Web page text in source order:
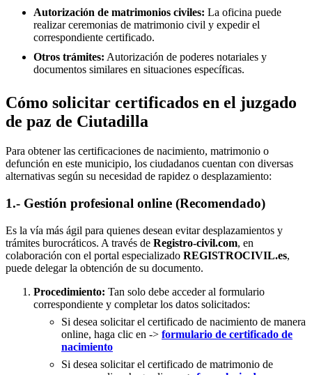
Autorización de matrimonios civiles: La oficina puede
realizar ceremonias de matrimonio civil y expedir el
correspondiente certificado.
Otros trámites: Autorización de poderes notariales y
documentos similares en situaciones específicas.
Cómo solicitar certificados en el juzgado
de paz de Ciutadilla
Para obtener las certificaciones de nacimiento, matrimonio o
defunción en este municipio, los ciudadanos cuentan con diversas
alternativas según su necesidad de rapidez o desplazamiento:
1.- Gestión profesional online (Recomendado)
Es la vía más ágil para quienes desean evitar desplazamientos y
trámites burocráticos. A través de Registro-civil.com, en
colaboración con el portal especializado REGISTROCIVIL.es,
puede delegar la obtención de su documento.
Procedimiento: Tan solo debe acceder al formulario
correspondiente y completar los datos solicitados:
Si desea solicitar el certificado de nacimiento de manera
online, haga clic en -> formulario de certificado de
nacimiento
Si desea solicitar el certificado de matrimonio de